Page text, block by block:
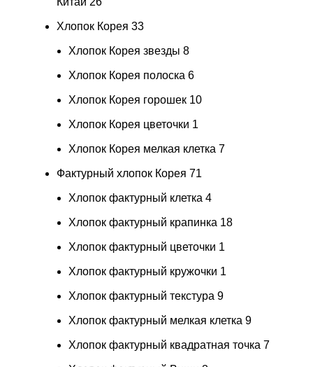
Хлопок Корея 33
Хлопок Корея звезды 8
Хлопок Корея полоска 6
Хлопок Корея горошек 10
Хлопок Корея цветочки 1
Хлопок Корея мелкая клетка 7
Фактурный хлопок Корея 71
Хлопок фактурный клетка 4
Хлопок фактурный крапинка 18
Хлопок фактурный цветочки 1
Хлопок фактурный кружочки 1
Хлопок фактурный текстура 9
Хлопок фактурный мелкая клетка 9
Хлопок фактурный квадратная точка 7